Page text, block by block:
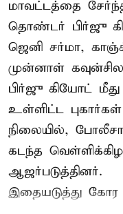
மாவட்டத்தை
தொண்டர் பிர்ஜு
ஜெனி சர்மா,
முன்னாள்
பிர்ஜு கியோட்
உள்ளிட்ட
நிலையில்,
கடந்த
ஆஜர்படுத்தினர்.
இதையடுத்து கோர